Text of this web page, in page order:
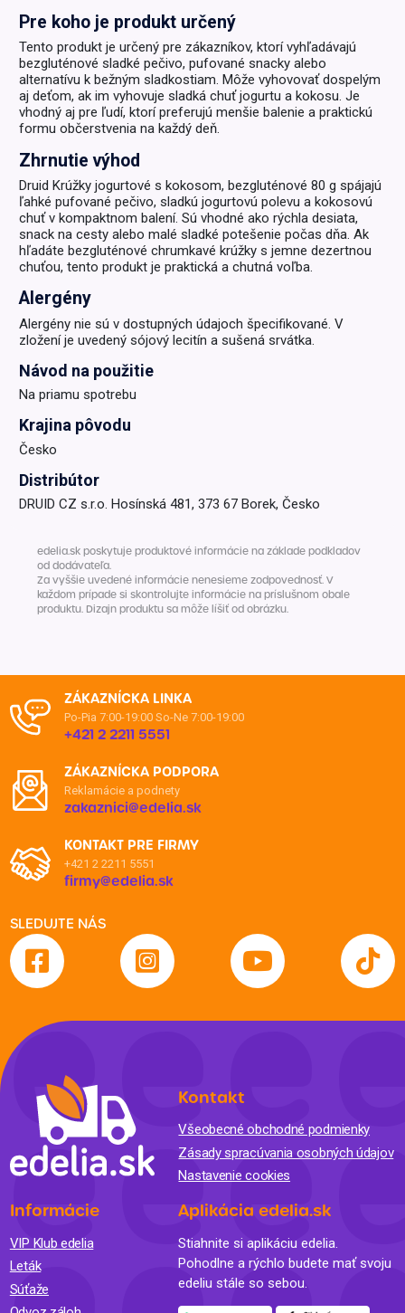
Pre koho je produkt určený
Tento produkt je určený pre zákazníkov, ktorí vyhľadávajú
bezgluténové sladké pečivo, pufované snacky alebo
alternatívu k bežným sladkostiam. Môže vyhovovať dospelým
aj deťom, ak im vyhovuje sladká chuť jogurtu a kokosu. Je
vhodný aj pre ľudí, ktorí preferujú menšie balenie a praktickú
formu občerstvenia na každý deň.
Zhrnutie výhod
Druid Krúžky jogurtové s kokosom, bezgluténové 80 g spájajú
ľahké pufované pečivo, sladkú jogurtovú polevu a kokosovú
chuť v kompaktnom balení. Sú vhodné ako rýchla desiata,
snack na cesty alebo malé sladké potešenie počas dňa. Ak
hľadáte bezgluténové chrumkavé krúžky s jemne dezertnou
chuťou, tento produkt je praktická a chutná voľba.
Alergény
Alergény nie sú v dostupných údajoch špecifikované. V
zložení je uvedený sójový lecitín a sušená srvátka.
Návod na použitie
Na priamu spotrebu
Krajina pôvodu
Česko
Distribútor
DRUID CZ s.r.o. Hosínská 481, 373 67 Borek, Česko
edelia.sk poskytuje produktové informácie na základe podkladov
od dodávateľa.
Za vyššie uvedené informácie nenesieme zodpovednosť. V
každom prípade si skontrolujte informácie na príslušnom obale
produktu. Dizajn produktu sa môže líšiť od obrázku.
ZÁKAZNÍCKA LINKA
Po-Pia 7:00-19:00 So-Ne 7:00-19:00
+421 2 2211 5551
ZÁKAZNÍCKA PODPORA
Reklamácie a podnety
zakaznici@edelia.sk
KONTAKT PRE FIRMY
+421 2 2211 5551
firmy@edelia.sk
SLEDUJTE NÁS
Kontakt
Všeobecné obchodné podmienky
Zásady spracúvania osobných údajov
Nastavenie cookies
Informácie
VIP Klub edelia
Leták
Súťaže
Aplikácia edelia.sk
Stiahnite si aplikáciu edelia.
Pohodlne a rýchlo budete mať svoju
edeliu stále so sebou.